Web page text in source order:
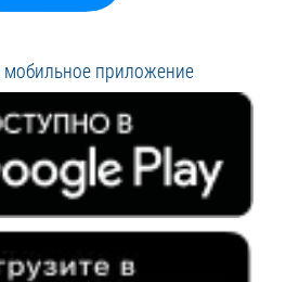
приложение